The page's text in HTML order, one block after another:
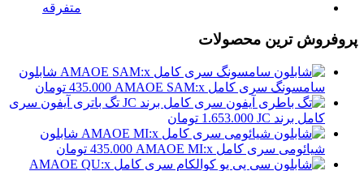
متفرقه
پروفروش ترین محصولات
شابلون
سامسونگ سری کامل AMAOE SAM:x
435.000 تومان
تگ باتری آیفون سری
کامل برند JC
1.653.000 تومان
شابلون
شیائومی سری کامل AMAOE MI:x
435.000 تومان